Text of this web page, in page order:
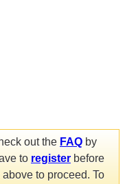
out the FAQ by
to register before
to proceed. To